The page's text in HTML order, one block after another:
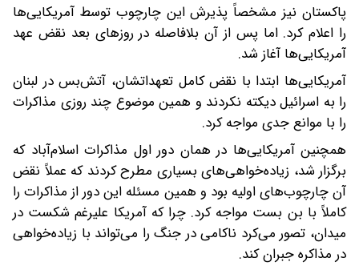
پاکستان نیز مشخصاً پذیرش این چارچوب توسط آمریکایی‌ها
را اعلام کرد. اما پس از آن بلافاصله در روزهای بعد نقض عهد
آمریکایی‌ها آغاز شد.
آمریکایی‌ها ابتدا با نقض کامل تعهداتشان، آتش‌بس در لبنان
را به اسرائیل دیکته نکردند و همین موضوع چند روزی مذاکرات
را با موانع جدی مواجه کرد.
همچنین آمریکایی‌ها در همان دور اول مذاکرات اسلام‌آباد که
برگزار شد، زیاده‌خواهی‌های بسیاری مطرح کردند که عملاً نقض
آن چارچوب‌های اولیه بود و همین مسئله این دور از مذاکرات را
کاملاً با بن بست مواجه کرد. چرا که آمریکا علیرغم شکست در
میدان، تصور می‌کرد ناکامی در جنگ را می‌تواند با زیاده‌خواهی
در مذاکره جبران کند.